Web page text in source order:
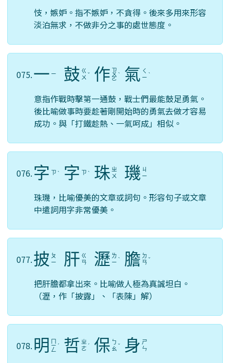
忮，嫉妒。指不嫉妒，不貪得。後來多用來形容
淡泊無求，不做非分之事的處世態度。
075.一 ㄧ 鼓 ㄍ
ㄨ ˇ 作 ㄗ
ㄨ
ㄛ
ˋ 氣 ㄑ
ㄧ ˋ
意指作戰時擊第一通鼓，戰士們最能鼓足勇氣。
後比喻做事時要趁著剛開始時的勇氣去做才容易
成功。與「打鐵趁熱、一氣呵成」相似。
076. 字 ㄗ ˋ 字 ㄗ ˋ 珠 ㄓ
ㄨ
璣 ㄐ
ㄧ
珠璣，比喻優美的文章或詞句。形容句子或文章
中遣詞用字非常優美。
077.披 ㄆ
ㄧ
肝 ㄍ
ㄢ
瀝 ㄌ
ㄧ ˋ 膽 ㄉ
ㄢ ˇ
把肝膽都拿出來。比喻做人極為真誠坦白。
（瀝，作「披露」、「表陳」解）
078. 明 ㄇ
ㄧ
ㄥ
ˊ 哲 ㄓ
ㄜ ˊ 保 ㄅ
ㄠ ˇ 身 ㄕ
ㄣ